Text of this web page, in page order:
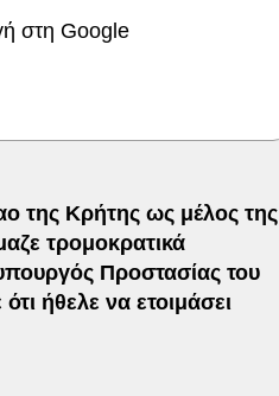
στη Google
της Κρήτης ως μέλος της
τρομοκρατικά
Προστασίας του
ήθελε να ετοιμάσει